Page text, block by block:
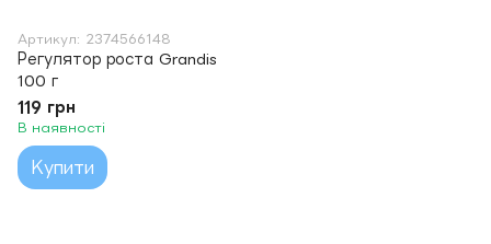
Артикул: 2374566148
Регулятор роста Grandis
100 г
119 грн
В наявності
Купити